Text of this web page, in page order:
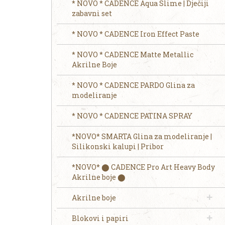
* NOVO * CADENCE Aqua Slime | Dječiji
zabavni set
* NOVO * CADENCE Iron Effect Paste
* NOVO * CADENCE Matte Metallic
Akrilne Boje
* NOVO * CADENCE PARDO Glina za
modeliranje
* NOVO * CADENCE PATINA SPRAY
*NOVO* SMARTA Glina za modeliranje |
Silikonski kalupi | Pribor
*NOVO* ⬤ CADENCE Pro Art Heavy Body
Akrilne boje ⬤
Akrilne boje
Blokovi i papiri